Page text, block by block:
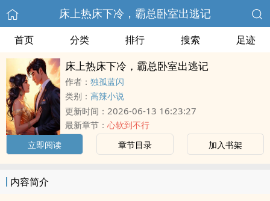
床上热床下冷，霸总卧室出逃记
首页 分类 排行 搜索 足迹
床上热床下冷，霸总卧室出逃记
作者： 独孤蓝闪
类别： 高辣小说
更新时间： 2026-06-13 16:23:27
最新章节： 心软到不行
立即阅读
章节目录 加入书架
内容简介